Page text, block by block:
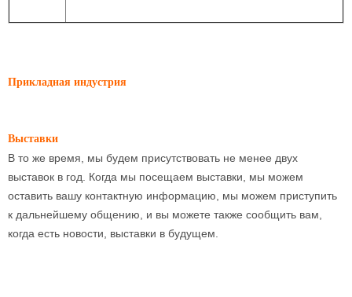
Прикладная индустрия
Выставки
В то же время, мы будем присутствовать не менее двух
выставок в год. Когда мы посещаем выставки, мы можем
оставить вашу контактную информацию, мы можем приступить
к дальнейшему общению, и вы можете также сообщить вам,
когда есть новости, выставки в будущем.